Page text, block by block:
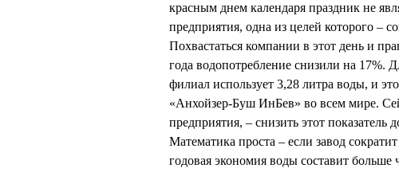
красным днем календаря праздник не
предприятия, одна из целей которого –
Похвастаться компании в этот день и
года водопотребление снизили на 17%.
филиал использует 3,28 литра воды, и
«Анхойзер-Буш ИнБев» во всем мире.
предприятия, – снизить этот
Математика проста – если завод
годовая экономия воды составит